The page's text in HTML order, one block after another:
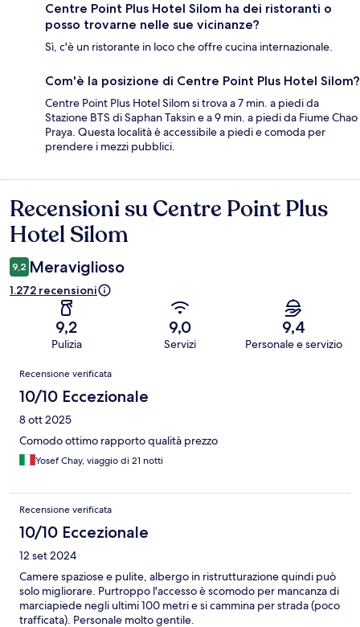
Centre Point Plus Hotel Silom ha dei ristoranti o
posso trovarne nelle sue vicinanze?
Sì, c'è un ristorante in loco che offre cucina internazionale.
Com'è la posizione di Centre Point Plus Hotel Silom?
Centre Point Plus Hotel Silom si trova a 7 min. a piedi da
Stazione BTS di Saphan Taksin e a 9 min. a piedi da Fiume Chao
Praya. Questa località è accessibile a piedi e comoda per
prendere i mezzi pubblici.
Recensioni
Recensioni su Centre Point Plus
Hotel Silom
9,2 Meraviglioso
1.272 recensioni
9,2
Pulizia
9,0
Servizi
9,4
Personale e servizio
Recensioni
Recensione verificata
10/10 Eccezionale
8 ott 2025
Comodo ottimo rapporto qualità prezzo
Yosef Chay, viaggio di 21 notti
Recensione verificata
10/10 Eccezionale
12 set 2024
Camere spaziose e pulite, albergo in ristrutturazione quindi può
solo migliorare. Purtroppo l'accesso è scomodo per mancanza di
marciapiede negli ultimi 100 metri e si cammina per strada (poco
trafficata). Personale molto gentile.